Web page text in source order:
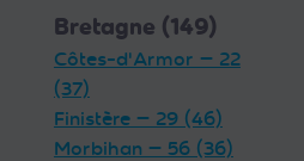
Bretagne (149)
Côtes-d'Armor — 22
(37)
Finistère — 29 (46)
Morbihan — 56 (36)